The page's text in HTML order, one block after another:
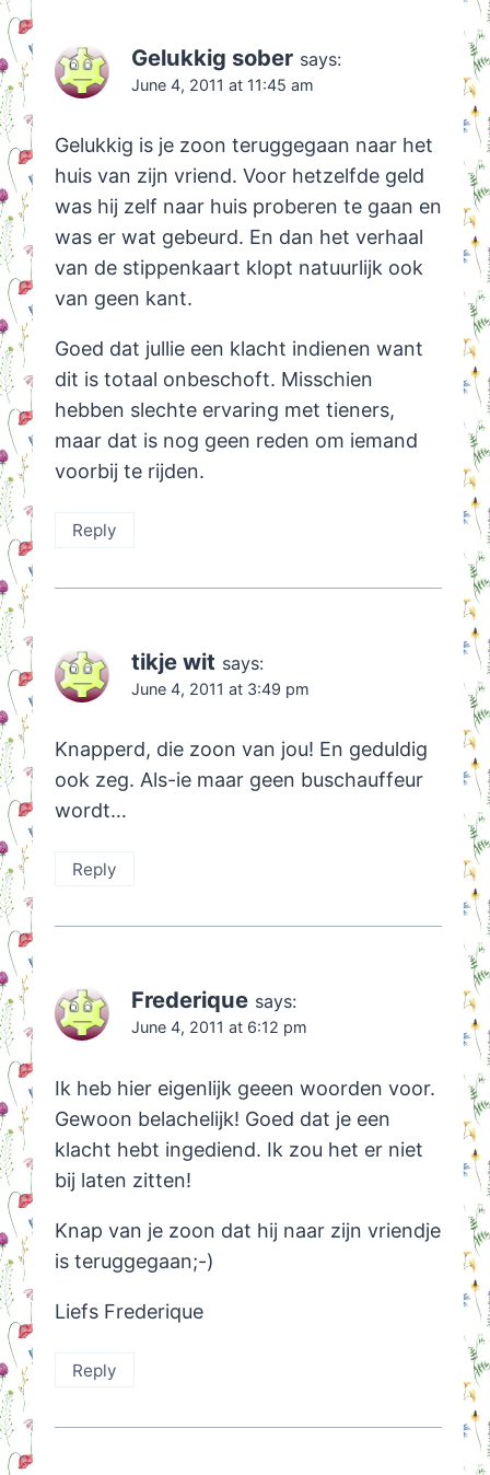
Gelukkig sober says:
June 4, 2011 at 11:45 am
Gelukkig is je zoon teruggegaan naar het
huis van zijn vriend. Voor hetzelfde geld
was hij zelf naar huis proberen te gaan en
was er wat gebeurd. En dan het verhaal
van de stippenkaart klopt natuurlijk ook
van geen kant.
Goed dat jullie een klacht indienen want
dit is totaal onbeschoft. Misschien
hebben slechte ervaring met tieners,
maar dat is nog geen reden om iemand
voorbij te rijden.
Reply
tikje wit says:
June 4, 2011 at 3:49 pm
Knapperd, die zoon van jou! En geduldig
ook zeg. Als-ie maar geen buschauffeur
wordt…
Reply
Frederique says:
June 4, 2011 at 6:12 pm
Ik heb hier eigenlijk geeen woorden voor.
Gewoon belachelijk! Goed dat je een
klacht hebt ingediend. Ik zou het er niet
bij laten zitten!
Knap van je zoon dat hij naar zijn vriendje
is teruggegaan;-)
Liefs Frederique
Reply